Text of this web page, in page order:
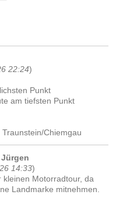
22:24)
Punkt
am tiefsten Punkt
Chiemgau
14:33)
kleinen Motorradtour, da
Landmarke mitnehmen.